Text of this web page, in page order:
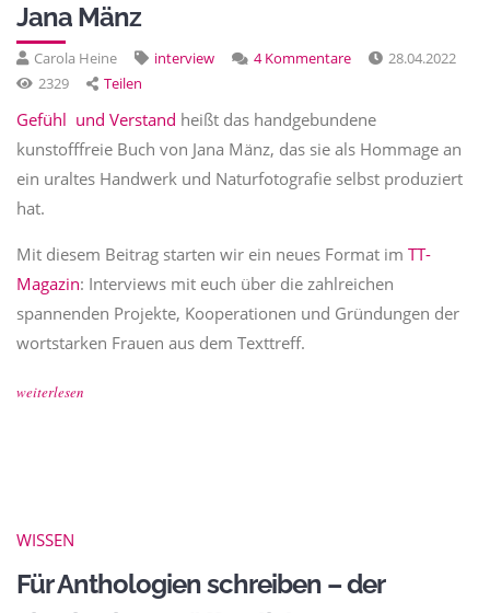
Jana Mänz
Carola Heine interview 4 Kommentare
28.04.2022
2329
Teilen
Gefühl und Verstand heißt das handgebundene
kunstofffreie Buch von Jana Mänz, das sie als Hommage an
ein uraltes Handwerk und Naturfotografie selbst produziert
hat.
Mit diesem Beitrag starten wir ein neues Format im TT-
Magazin: Interviews mit euch über die zahlreichen
spannenden Projekte, Kooperationen und Gründungen der
wortstarken Frauen aus dem Texttreff.
weiterlesen
WISSEN
Für Anthologien schreiben – der